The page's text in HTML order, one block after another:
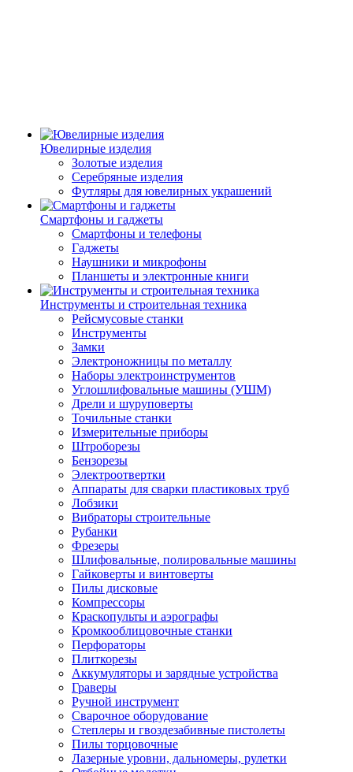
Ювелирные изделия
Золотые изделия
Серебряные изделия
Футляры для ювелирных украшений
Смартфоны и гаджеты
Смартфоны и телефоны
Гаджеты
Наушники и микрофоны
Планшеты и электронные книги
Инструменты и строительная техника
Рейсмусовые станки
Инструменты
Замки
Электроножницы по металлу
Наборы электроинструментов
Углошлифовальные машины (УШМ)
Дрели и шуруповерты
Точильные станки
Измерительные приборы
Штроборезы
Бензорезы
Электроотвертки
Аппараты для сварки пластиковых труб
Лобзики
Вибраторы строительные
Рубанки
Фрезеры
Шлифовальные, полировальные машины
Гайковерты и винтоверты
Пилы дисковые
Компрессоры
Краскопульты и аэрографы
Кромкооблицовочные станки
Перфораторы
Плиткорезы
Аккумуляторы и зарядные устройства
Граверы
Ручной инструмент
Сварочное оборудование
Степлеры и гвоздезабивные пистолеты
Пилы торцовочные
Лазерные уровни, дальномеры, рулетки